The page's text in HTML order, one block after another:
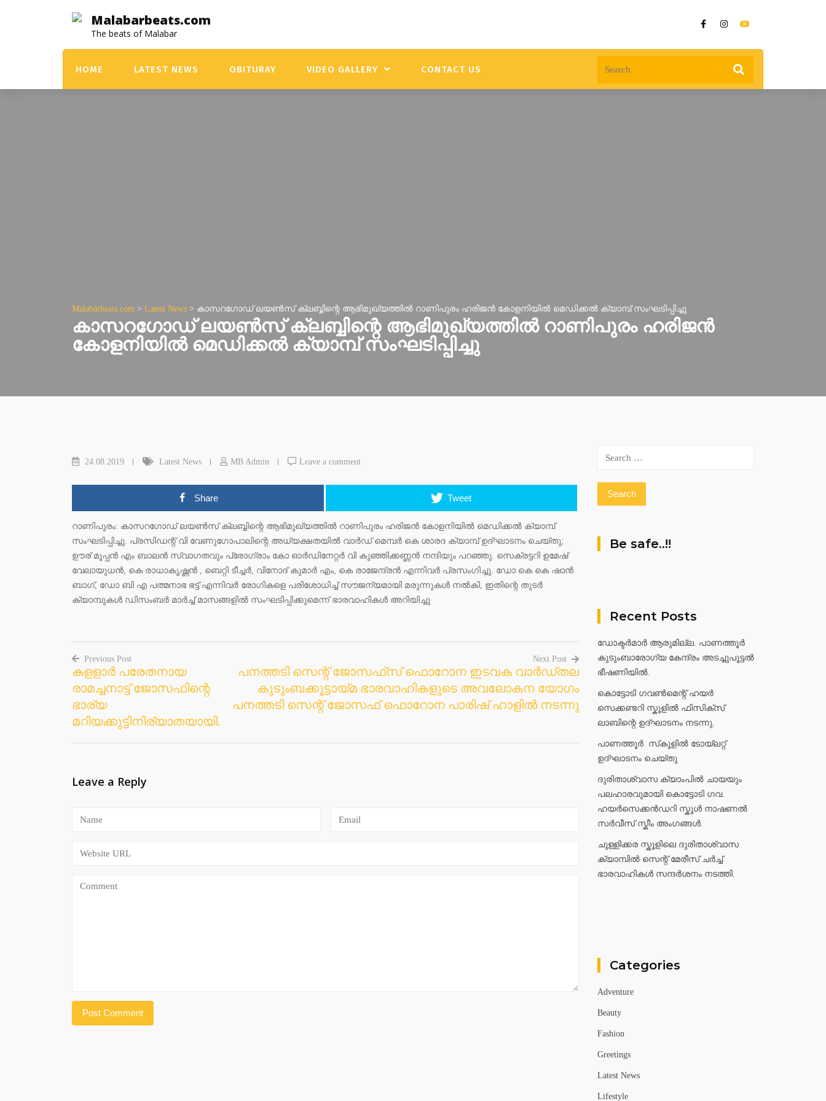
Malabarbeats.com
The beats of Malabar
HOME LATEST NEWS OBITURAY VIDEO GALLERY CONTACT US
Malabarbeats.com > Latest News > കാസറഗോഡ് ലയണ്‍സ് ക്ലബ്ബിന്റെ ആഭിമുഖ്യത്തില്‍ റാണിപുരം ഹരിജന്‍ കോളനിയില്‍ മെഡിക്കല്‍ ക്യാമ്പ് സംഘടിപ്പിച്ചു
കാസറഗോഡ് ലയണ്‍സ് ക്ലബ്ബിന്റെ ആഭിമുഖ്യത്തില്‍ റാണിപുരം ഹരിജന്‍
കോളനിയില്‍ മെഡിക്കല്‍ ക്യാമ്പ് സംഘടിപ്പിച്ചു
24.08.2019 Latest News MB Admin Leave a comment
Share Tweet
റാണിപുരം: കാസറഗോഡ് ലയണ്‍സ് ക്ലബ്ബിന്റെ ആഭിമുഖ്യത്തില്‍ റാണിപുരം ഹരിജന്‍ കോളനിയില്‍ മെഡിക്കല്‍ ക്യാമ്പ്
സംഘടിപ്പിച്ചു. പ്രസിഡന്റ് വി വേണുഗോപാലിന്റെ അധ്യക്ഷതയില്‍ വാര്‍ഡ് മെമ്പര്‍ കെ ശാരദ ക്യാമ്പ് ഉദ്ഘാടനം ചെയ്തു;
ഊര് മൂപ്പന്‍ എം ബാലന്‍ സ്വാഗതവും പ്രോഗ്രാം കോ ഓര്‍ഡിനേറ്റര്‍ വി കുഞ്ഞിക്കണ്ണന്‍ നന്ദിയും പറഞ്ഞു. സെക്രട്ടറി ഉമേഷ്
വേലായുധന്‍, കെ രാധാകൃഷ്ണന്‍ , ബെറ്റി ടീച്ചര്‍, വിനോദ് കുമാര്‍ എം, കെ രാജേന്ദ്രന്‍ എന്നിവര്‍ പ്രസംഗിച്ചു. ഡോ കെ കെ ഷാന്‍
ബാഗ്, ഡോ ബി എ പത്മനാഭ ഭട്ട് എന്നിവര്‍ രോഗികളെ പരിശോധിച്ച് സൗജന്യമായി മരുന്നുകള്‍ നല്‍കി, ഇതിന്റെ തുടര്‍
ക്യാമ്പുകള്‍ ഡിസംബര്‍ മാര്‍ച്ച് മാസങ്ങളില്‍ സംഘടിപ്പിക്കുമെന്ന് ഭാരവാഹികള്‍ അറിയിച്ചു
Post
navigation
Previous Post
കളളാര്‍ പരേതനായ
രാമച്ചനാട്ട് ജോസഫിന്റെ
ഭാര്യ
മറിയക്കുട്ടിനിര്യാതയായി.
Next Post
പനത്തടി സെന്റ് ജോസഫ്‌സ് ഫൊറോന ഇടവക വാര്‍ഡ്തല
കുടുംബക്കൂട്ടായ്മ ഭാരവാഹികളുടെ അവലോകന യോഗം
പനത്തടി സെന്റ് ജോസഫ് ഫൊറോന പാരിഷ് ഹാളില്‍ നടന്നു
Leave a Reply
Be safe..!!
Recent Posts
ഡോക്ടർമാർ ആരുമില്ല. പാണത്തൂർ
കുടുംബാരോഗ്യ കേന്ദ്രം അടച്ചുപൂട്ടൽ
ഭീഷണിയിൽ.
കൊട്ടോടി ഗവൺമെന്റ് ഹയർ
സെക്കണ്ടറി സ്കൂളിൽ ഫിസിക്സ്
ലാബിന്റെ ഉദ്ഘാടനം നടന്നു.
പാണത്തൂർ സ്‌കൂളിൽ ടോയ്ലറ്റ്
ഉദ്ഘാടനം ചെയ്തു
ദുരിതാശ്വാസ ക്യാംപിൽ ചായയും
പലഹാരവുമായി കൊട്ടോടി ഗവ.
ഹയർസെക്കൻഡറി സ്കൂൾ നാഷണൽ
സർവീസ് സ്കീം അംഗങ്ങൾ.
ചുള്ളിക്കര സ്കൂളിലെ ദുരിതാശ്വാസ
ക്യാമ്പിൽ സെന്റ് മേരീസ് ചർച്ച്
ഭാരവാഹികൾ സന്ദർശനം നടത്തി.
Categories
Adventure
Beauty
Fashion
Greetings
Latest News
Lifestyle